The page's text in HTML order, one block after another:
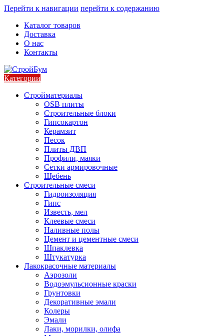
Перейти к навигации перейти к содержанию
Каталог товаров
Доставка
О нас
Контакты
Категории
Стройматериалы
OSB плиты
Строительные блоки
Гипсокартон
Керамзит
Песок
Плиты ДВП
Профили, маяки
Сетки армировочные
Щебень
Строительные смеси
Гидроизоляция
Гипс
Известь, мел
Клеевые смеси
Наливные полы
Цемент и цементные смеси
Шпаклевка
Штукатурка
Лакокрасочные материалы
Аэрозоли
Водоэмульсионные краски
Грунтовки
Декоративные эмали
Колеры
Эмали
Лаки, морилки, олифа